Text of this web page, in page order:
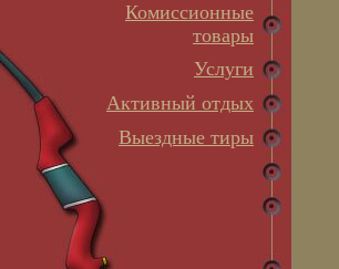
Комиссионные
товары
Услуги
Активный отдых
Выездные тиры